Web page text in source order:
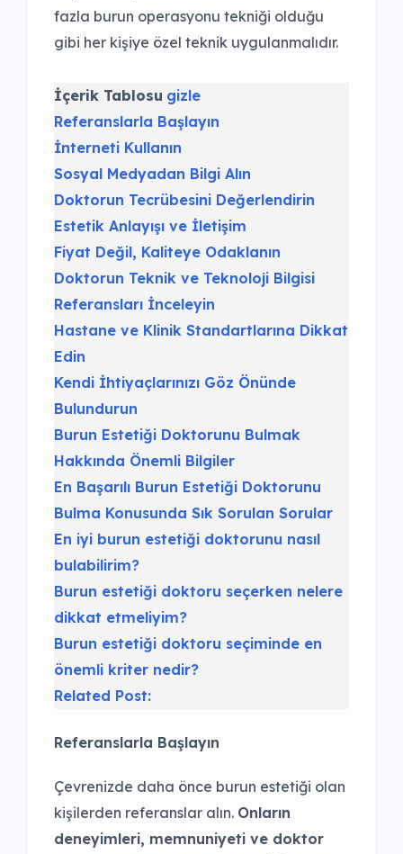
fazla burun operasyonu tekniği olduğu
gibi her kişiye özel teknik uygulanmalıdır.
İçerik Tablosu gizle
Referanslarla Başlayın
İnterneti Kullanın
Sosyal Medyadan Bilgi Alın
Doktorun Tecrübesini Değerlendirin
Estetik Anlayışı ve İletişim
Fiyat Değil, Kaliteye Odaklanın
Doktorun Teknik ve Teknoloji Bilgisi
Referansları İnceleyin
Hastane ve Klinik Standartlarına Dikkat
Edin
Kendi İhtiyaçlarınızı Göz Önünde
Bulundurun
Burun Estetiği Doktorunu Bulmak
Hakkında Önemli Bilgiler
En Başarılı Burun Estetiği Doktorunu
Bulma Konusunda Sık Sorulan Sorular
En iyi burun estetiği doktorunu nasıl
bulabilirim?
Burun estetiği doktoru seçerken nelere
dikkat etmeliyim?
Burun estetiği doktoru seçiminde en
önemli kriter nedir?
Related Post:
Referanslarla Başlayın
Çevrenizde daha önce burun estetiği olan
kişilerden referanslar alın. Onların
deneyimleri, memnuniyeti ve doktor